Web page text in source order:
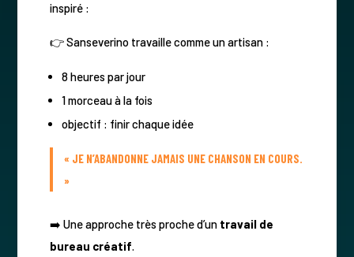
inspiré :
👉 Sanseverino travaille comme un artisan :
8 heures par jour
1 morceau à la fois
objectif : finir chaque idée
« JE N’ABANDONNE JAMAIS UNE CHANSON EN COURS.
»
➡️ Une approche très proche d’un travail de
bureau créatif